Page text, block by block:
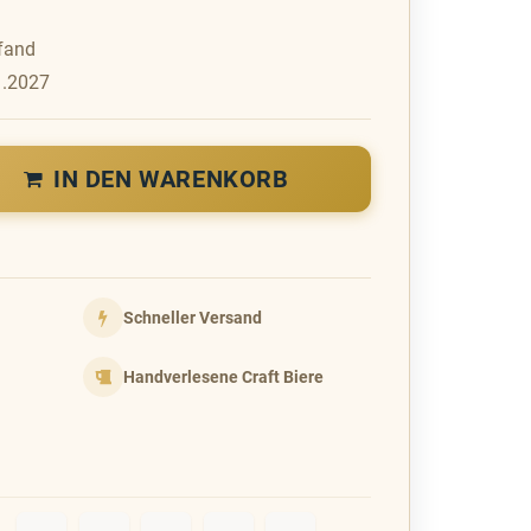
IN DEN WARENKORB
Schneller Versand
Handverlesene Craft Biere